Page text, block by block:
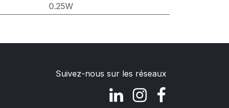
0.25W
Suivez-nous sur les réseaux